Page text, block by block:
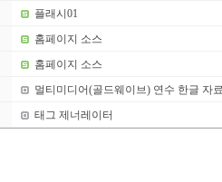
플래시01
홈페이지 소스
홈페이지 소스
멀티미디어(골드웨이브) 연수 한글 자
태그 제너레이터